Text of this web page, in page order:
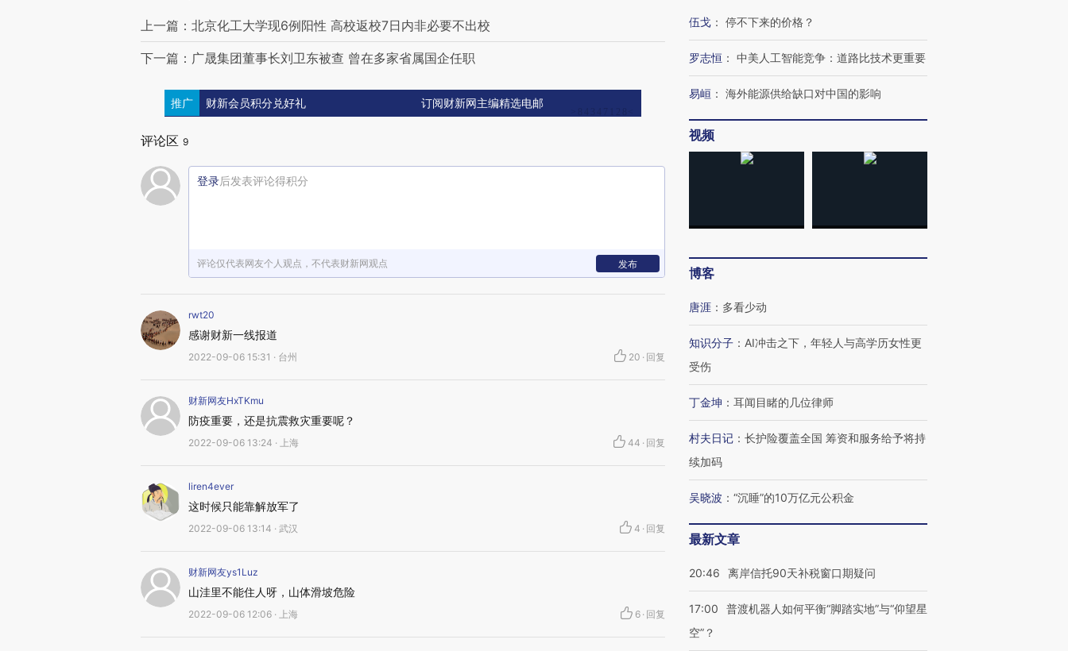
上一篇：北京化工大学现6例阳性 高校返校7日内非必要不出校
下一篇：广晟集团董事长刘卫东被查 曾在多家省属国企任职
推广 财新会员积分兑好礼 订阅财新网主编精选电邮
评论区 9
登录后发表评论得积分
评论仅代表网友个人观点，不代表财新网观点 发布
rwt20
感谢财新一线报道
2022-09-06 15:31 · 台州 20 · 回复
财新网友HxTKmu
防疫重要，还是抗震救灾重要呢？
2022-09-06 13:24 · 上海 44 · 回复
liren4ever
这时候只能靠解放军了
2022-09-06 13:14 · 武汉 4 · 回复
财新网友ys1Luz
山洼里不能住人呀，山体滑坡危险
2022-09-06 12:06 · 上海 6 · 回复
伍戈 ： 停不下来的价格？
罗志恒 ： 中美人工智能竞争：道路比技术更重要
易峘 ： 海外能源供给缺口对中国的影响
视频
博客
唐涯 ： 多看少动
知识分子 ： AI冲击之下，年轻人与高学历女性更
受伤
丁金坤 ： 耳闻目睹的几位律师
村夫日记 ： 长护险覆盖全国 筹资和服务给予将持
续加码
吴晓波 ： “沉睡”的10万亿元公积金
最新文章
20:46 离岸信托90天补税窗口期疑问
17:00
普渡机器人如何平衡“脚踏实地”与“仰望星
空”？